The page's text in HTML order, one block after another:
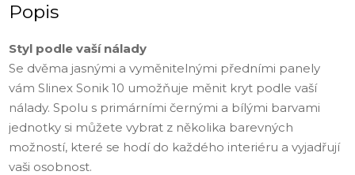
Popis
Styl podle vaší nálady
Se dvěma jasnými a vyměnitelnými předními panely
vám Slinex Sonik 10 umožňuje měnit kryt podle vaší
nálady. Spolu s primárními černými a bílými barvami
jednotky si můžete vybrat z několika barevných
možností, které se hodí do každého interiéru a vyjadřují
vaši osobnost.